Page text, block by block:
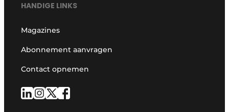
HANDIGE LINKS
Magazines
Abonnement aanvragen
Contact opnemen